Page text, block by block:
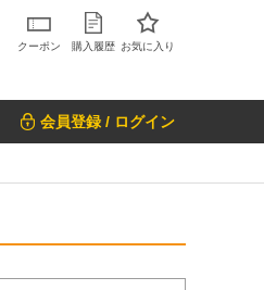
クーポン 購入履歴 お気に入り
会員登録 / ログイン